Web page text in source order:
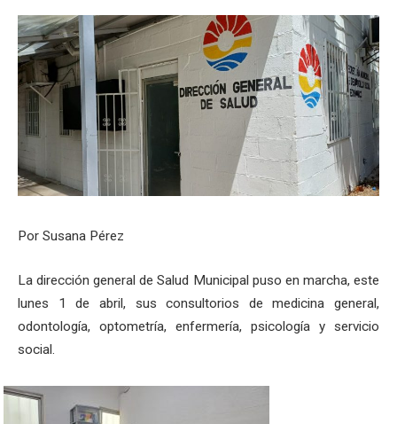
Por Susana Pérez
La dirección general de Salud Municipal puso en marcha, este
lunes 1 de abril, sus consultorios de medicina general,
odontología, optometría, enfermería, psicología y servicio
social.